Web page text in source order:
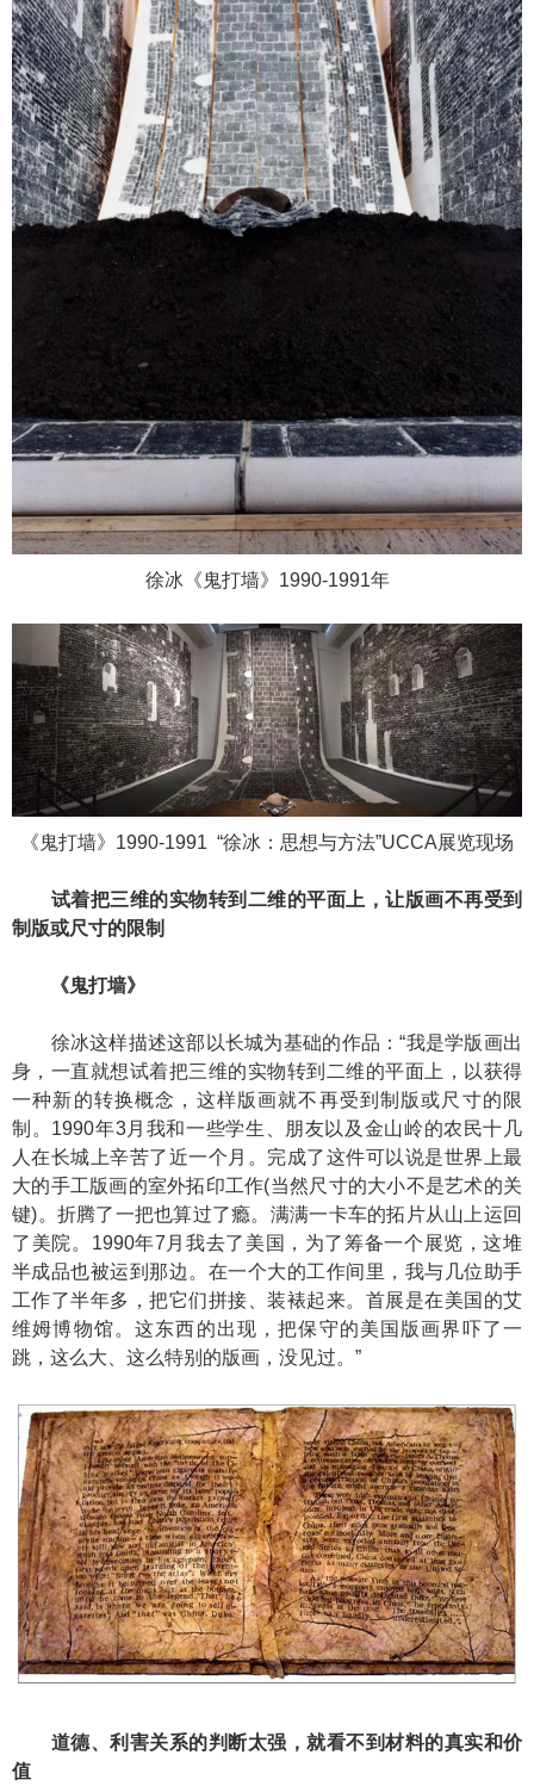
徐冰《鬼打墙》1990-1991年
《鬼打墙》1990-1991 “徐冰：思想与方法”UCCA展览现场
试着把三维的实物转到二维的平面上，让版画不再受到
制版或尺寸的限制
《鬼打墙》
徐冰这样描述这部以长城为基础的作品：“我是学版画出
身，一直就想试着把三维的实物转到二维的平面上，以获得
一种新的转换概念，这样版画就不再受到制版或尺寸的限
制。1990年3月我和一些学生、朋友以及金山岭的农民十几
人在长城上辛苦了近一个月。完成了这件可以说是世界上最
大的手工版画的室外拓印工作(当然尺寸的大小不是艺术的关
键)。折腾了一把也算过了瘾。满满一卡车的拓片从山上运回
了美院。1990年7月我去了美国，为了筹备一个展览，这堆
半成品也被运到那边。在一个大的工作间里，我与几位助手
工作了半年多，把它们拼接、装裱起来。首展是在美国的艾
维姆博物馆。这东西的出现，把保守的美国版画界吓了一
跳，这么大、这么特别的版画，没见过。”
道德、利害关系的判断太强，就看不到材料的真实和价
值